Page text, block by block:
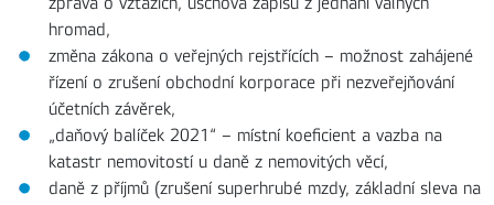
hromad,
změna zákona o veřejných rejstřících – možnost zahájené
řízení o zrušení obchodní korporace při nezveřejňování
účetních závěrek,
„daňový balíček 2021“ – místní koeficient a vazba na
katastr nemovitostí u daně z nemovitých věcí,
daně z příjmů (zrušení superhrubé mzdy, základní sleva na